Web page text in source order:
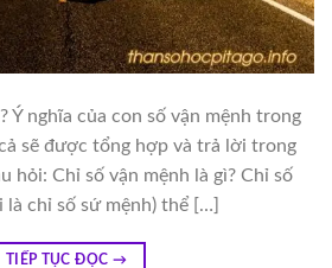
Ý nghĩa của con số vận mệnh trong
sẽ được tổng hợp và trả lời trong
hỏi: Chỉ số vận mệnh là gì? Chỉ số
là chỉ số sứ mệnh) thể […]
TIẾP TỤC ĐỌC →